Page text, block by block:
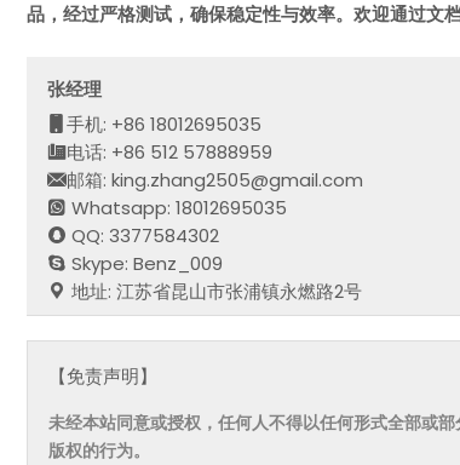
品，经过严格测试，确保稳定性与效率。欢迎通过文
张经理
手机: +86 18012695035
电话: +86 512 57888959
邮箱: king.zhang2505@gmail.com
Whatsapp: 18012695035
QQ: 3377584302
Skype: Benz_009
地址: 江苏省昆山市张浦镇永燃路2号
【免责声明】
未经本站同意或授权，任何人不得以任何形式全部或
版权的行为。